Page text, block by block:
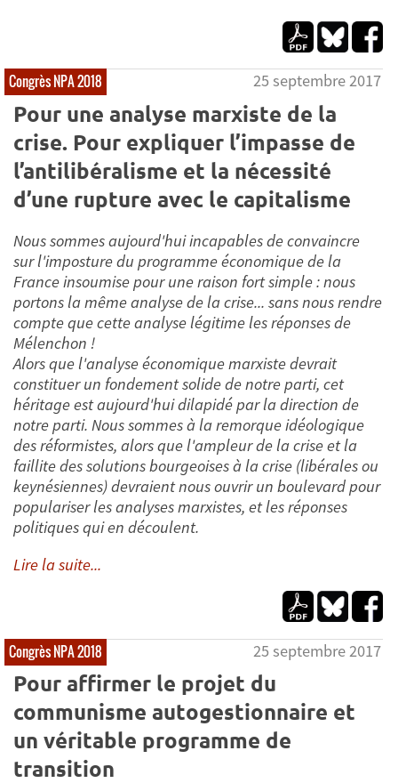
Congrès NPA 2018 25 septembre 2017
Pour une analyse marxiste de la
crise. Pour expliquer l’impasse de
l’antilibéralisme et la nécessité
d’une rupture avec le capitalisme
Nous sommes aujourd'hui incapables de convaincre
sur l'imposture du programme économique de la
France insoumise pour une raison fort simple : nous
portons la même analyse de la crise... sans nous rendre
compte que cette analyse légitime les réponses de
Mélenchon !
Alors que l'analyse économique marxiste devrait
constituer un fondement solide de notre parti, cet
héritage est aujourd'hui dilapidé par la direction de
notre parti. Nous sommes à la remorque idéologique
des réformistes, alors que l'ampleur de la crise et la
faillite des solutions bourgeoises à la crise (libérales ou
keynésiennes) devraient nous ouvrir un boulevard pour
populariser les analyses marxistes, et les réponses
politiques qui en découlent.
Lire la suite...
Congrès NPA 2018 25 septembre 2017
Pour affirmer le projet du
communisme autogestionnaire et
un véritable programme de
transition